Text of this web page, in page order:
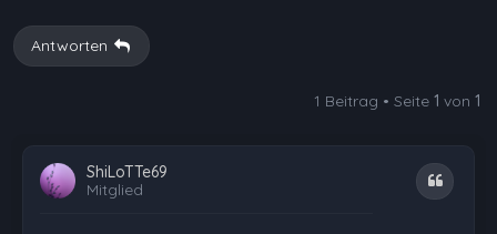
Antworten
1 Beitrag • Seite 1 von 1
ShiLoTTe69
Mitglied
Zitat